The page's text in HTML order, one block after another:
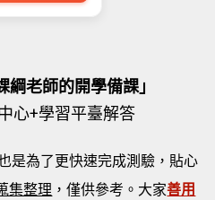
綱老師的開學備課」
心+學習平臺解答
是為了更快速完成測驗，貼心
集整理 ，僅供參考。大家善用